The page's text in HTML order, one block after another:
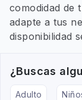
comodidad de
adapte a tus
disponibilidad
¿Buscas
Adulto